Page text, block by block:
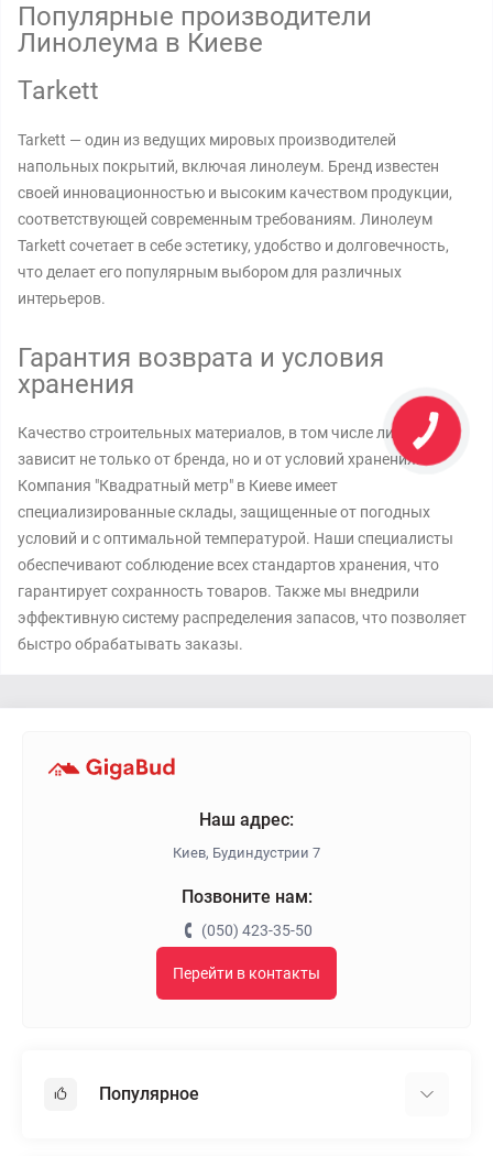
Популярные производители
Линолеума в Киеве
Tarkett
Tarkett — один из ведущих мировых производителей
напольных покрытий, включая линолеум. Бренд известен
своей инновационностью и высоким качеством продукции,
соответствующей современным требованиям. Линолеум
Tarkett сочетает в себе эстетику, удобство и долговечность,
что делает его популярным выбором для различных
интерьеров.
Гарантия возврата и условия
хранения
Качество строительных материалов, в том числе линолеума,
зависит не только от бренда, но и от условий хранения.
Компания "Квадратный метр" в Киеве имеет
специализированные склады, защищенные от погодных
условий и с оптимальной температурой. Наши специалисты
обеспечивают соблюдение всех стандартов хранения, что
гарантирует сохранность товаров. Также мы внедрили
эффективную систему распределения запасов, что позволяет
быстро обрабатывать заказы.
Наш адрес:
Киев, Будиндустрии 7
Позвоните нам:
(050) 423-35-50
Перейти в контакты
Популярное